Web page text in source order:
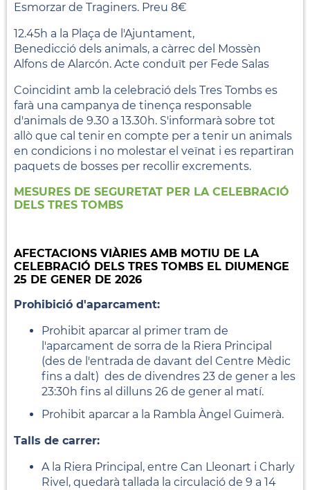
Esmorzar de Traginers. Preu 8€
12.45h a la Plaça de l'Ajuntament,
Benedicció dels animals, a càrrec del Mossèn
Alfons de Alarcón. Acte conduït per Fede Salas
Coincidint amb la celebració dels Tres Tombs es
farà una campanya de tinença responsable
d'animals de 9.30 a 13.30h. S'informarà sobre tot
allò que cal tenir en compte per a tenir un animals
en condicions i no molestar el veïnat i es repartiran
paquets de bosses per recollir excrements.
MESURES DE SEGURETAT PER LA CELEBRACIÓ
DELS TRES TOMBS
AFECTACIONS VIÀRIES AMB MOTIU DE LA
CELEBRACIÓ DELS TRES TOMBS EL DIUMENGE
25 DE GENER DE 2026
Prohibició d'aparcament:
Prohibit aparcar al primer tram de
l'aparcament de sorra de la Riera Principal
(des de l'entrada de davant del Centre Mèdic
fins a dalt) des de divendres 23 de gener a les
23:30h fins al dilluns 26 de gener al matí.
Prohibit aparcar a la Rambla Àngel Guimerà.
Talls de carrer:
A la Riera Principal, entre Can Lleonart i Charly
Rivel, quedarà tallada la circulació de 9 a 14